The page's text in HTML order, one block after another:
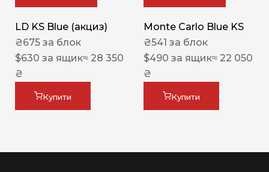
LD KS Blue (акциз)
₴675 за блок
$630 за ящик≈ 28 350
₴
Купити
Monte Carlo Blue KS
₴541 за блок
$490 за ящик≈ 22 050
₴
Купити